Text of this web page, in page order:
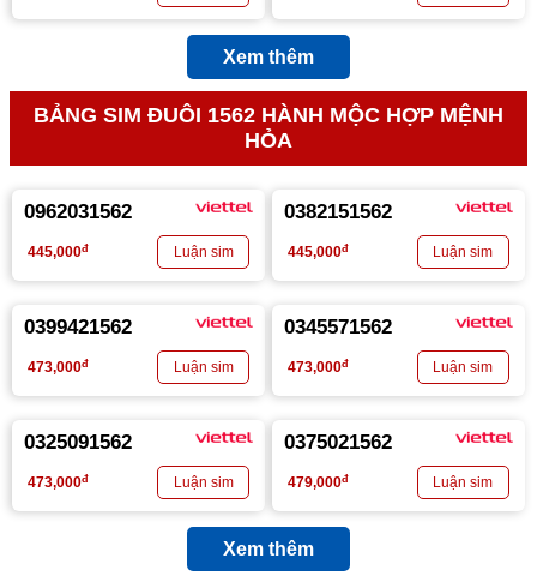
Xem thêm
BẢNG SIM ĐUÔI 1562 HÀNH MỘC HỢP MỆNH
HỎA
0962031562
445,000đ
0382151562
445,000đ
0399421562
473,000đ
0345571562
473,000đ
0325091562
473,000đ
0375021562
479,000đ
Xem thêm